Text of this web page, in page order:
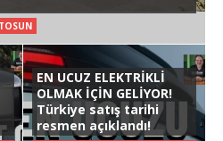
EN UCUZ ELEKTRİKLİ
OLMAK İÇİN GELİYOR!
Türkiye satış tarihi
resmen açıklandı!